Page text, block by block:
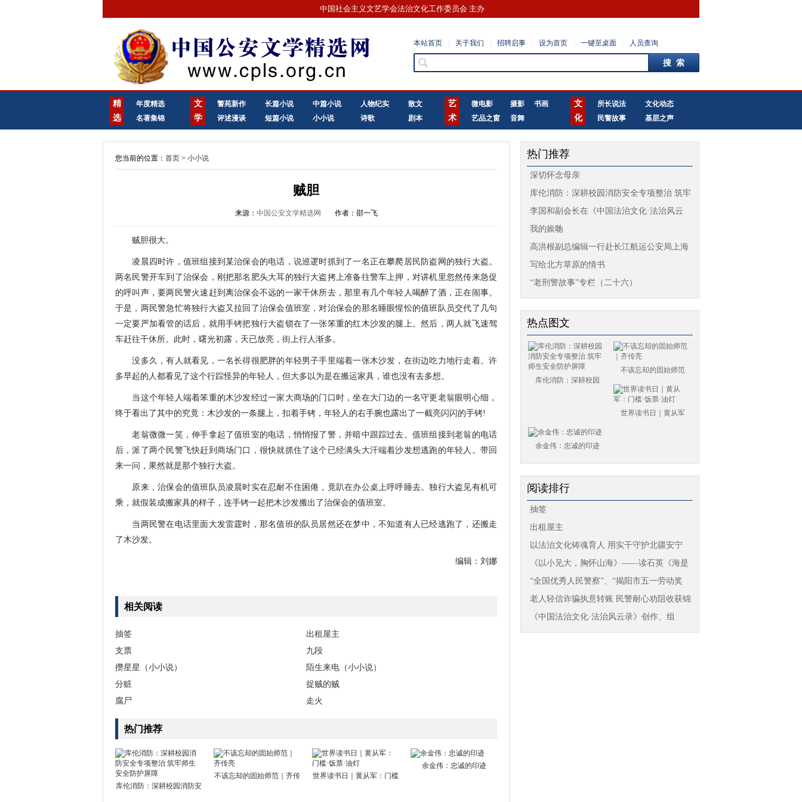
中国社会主义文艺学会法治文化工作委员会 主办
本站首页 关于我们 招聘启事 设为首页 一键至桌面 人员查询
精
选
年度精选
名著集锦
文
学
警苑新作 长篇小说 中篇小说 人物纪实
散文
评述漫谈
短篇小说 小小说 诗歌 剧本
艺
术
微电影 摄影
书画
艺品之窗
音舞
文
化
所长说法
文化动态
民警故事
基层之声
您当前的位置： 首页 > 小小说
贼胆
来源： 中国公安文学精选网 作者：邵一飞
贼胆很大。
凌晨四时许，值班组接到某治保会的电话，说巡逻时抓到了一名正在攀爬居民防盗网的独行大盗。
两名民警开车到了治保会，刚把那名肥头大耳的独行大盗拷上准备往警车上押，对讲机里忽然传来急促
的呼叫声，要两民警火速赶到离治保会不远的一家干休所去，那里有几个年轻人喝醉了酒，正在闹事。
于是，两民警急忙将独行大盗又拉回了治保会值班室，对治保会的那名睡眼惺忪的值班队员交代了几句
一定要严加看管的话后，就用手铐把独行大盗锁在了一张笨重的红木沙发的腿上。然后，两人就飞速驾
车赶往干休所。此时，曙光初露，天已放亮，街上行人渐多。
没多久，有人就看见，一名长得很肥胖的年轻男子手里端着一张木沙发，在街边吃力地行走着。许
多早起的人都看见了这个行踪怪异的年轻人，但大多以为是在搬运家具，谁也没有去多想。
当这个年轻人端着笨重的木沙发经过一家大商场的门口时，坐在大门边的一名守更老翁眼明心细，
终于看出了其中的究竟：木沙发的一条腿上，扣着手铐，年轻人的右手腕也露出了一截亮闪闪的手铐!
老翁微微一笑，伸手拿起了值班室的电话，悄悄报了警，并暗中跟踪过去。值班组接到老翁的电话
后，派了两个民警飞快赶到商场门口，很快就抓住了这个已经满头大汗端着沙发想逃跑的年轻人。带回
来一问，果然就是那个独行大盗。
原来，治保会的值班队员凌晨时实在忍耐不住困倦，竟趴在办公桌上呼呼睡去。独行大盗见有机可
乘，就假装成搬家具的样子，连手铐一起把木沙发搬出了治保会的值班室。
当两民警在电话里面大发雷霆时，那名值班的队员居然还在梦中，不知道有人已经逃跑了，还搬走
了木沙发。
编辑：刘娜
相关阅读
抽签
出租屋主
支票
九段
攒星星（小小说）
陌生来电（小小说）
分赃
捉贼的贼
腐尸
走火
热门推荐
库伦消防：深耕校园消防安
不该忘却的固始师范｜齐传 世界读书日｜黄从军：门槛
余金伟：忠诚的印迹
热门推荐
深切怀念母亲
库伦消防：深耕校园消防安全专项整治 筑牢
师
李国和副会长在《中国法治文化·法治风云
录
我的娭毑
高洪根副总编辑一行赴长江航运公安局上海
分
写给北方草原的情书
“老刑警故事”专栏（二十六）
热点图文
库伦消防：深耕校园
不该忘却的固始师范
世界读书日｜黄从军
余金伟：忠诚的印迹
阅读排行
抽签
出租屋主
以法治文化铸魂育人 用实干守护北疆安宁
《以小见大，胸怀山海》——读石英《海是
故
“全国优秀人民警察”、“揭阳市五一劳动奖
老人轻信诈骗执意转账 民警耐心劝阻收获锦
旗
《中国法治文化·法治风云录》创作、组
稿、